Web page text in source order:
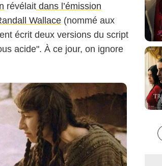
révélait dans l’émission
Wallace (nommé aux
écrit deux versions du script
acide". À ce jour, on ignore